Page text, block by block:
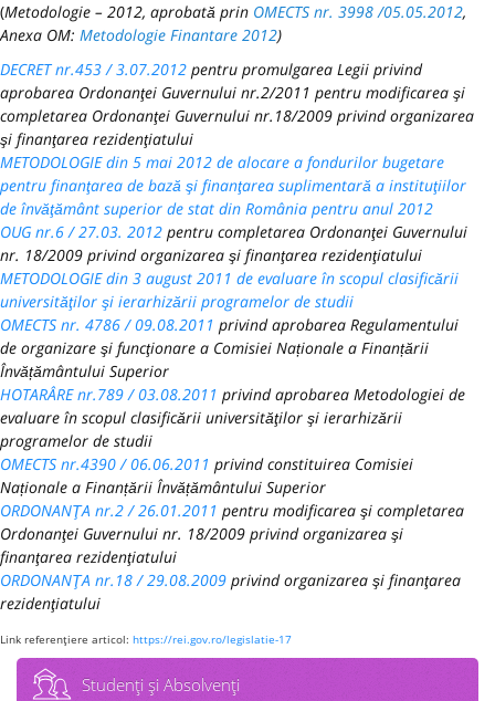
(Metodologie – 2012, aprobată prin OMECTS nr. 3998 /05.05.2012,
Anexa OM: Metodologie Finantare 2012)
DECRET nr.453 / 3.07.2012 pentru promulgarea Legii privind
aprobarea Ordonanţei Guvernului nr.2/2011 pentru modificarea şi
completarea Ordonanţei Guvernului nr.18/2009 privind organizarea
şi finanţarea rezidenţiatului
METODOLOGIE din 5 mai 2012 de alocare a fondurilor bugetare
pentru finanţarea de bază şi finanţarea suplimentară a instituţiilor
de învăţământ superior de stat din România pentru anul 2012
OUG nr.6 / 27.03. 2012 pentru completarea Ordonanţei Guvernului
nr. 18/2009 privind organizarea şi finanţarea rezidenţiatului
METODOLOGIE din 3 august 2011 de evaluare în scopul clasificării
universităţilor şi ierarhizării programelor de studii
OMECTS nr. 4786 / 09.08.2011 privind aprobarea Regulamentului
de organizare şi funcţionare a Comisiei Naționale a Finanțării
Învățământului Superior
HOTARÂRE nr.789 / 03.08.2011 privind aprobarea Metodologiei de
evaluare în scopul clasificării universităţilor şi ierarhizării
programelor de studii
OMECTS nr.4390 / 06.06.2011 privind constituirea Comisiei
Naționale a Finanțării Învățământului Superior
ORDONANŢA nr.2 / 26.01.2011 pentru modificarea şi completarea
Ordonanţei Guvernului nr. 18/2009 privind organizarea şi
finanţarea rezidenţiatului
ORDONANŢA nr.18 / 29.08.2009 privind organizarea şi finanţarea
rezidenţiatului
Link referenţiere articol: https://rei.gov.ro/legislatie-17
Studenţi şi Absolvenţi